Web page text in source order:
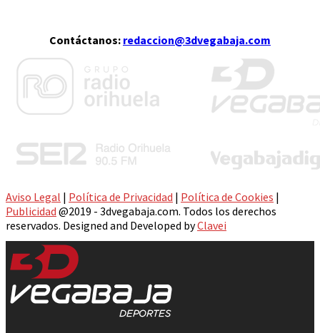
Contáctanos: redaccion@3dvegabaja.com
Aviso Legal | Política de Privacidad | Política de Cookies |
Publicidad @2019 - 3dvegabaja.com. Todos los derechos
reservados. Designed and Developed byClavei